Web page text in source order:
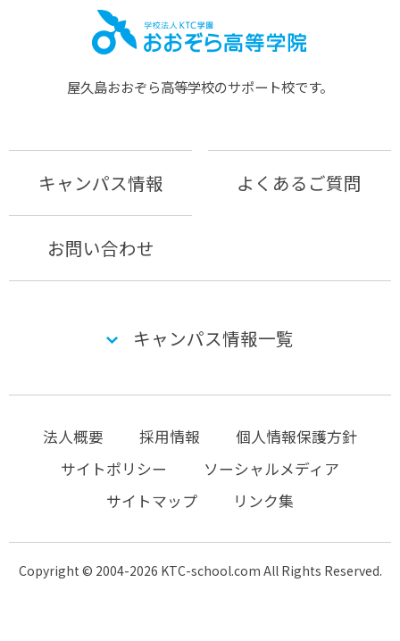
屋久島おおぞら⾼等学校のサポート校です。
キャンパス情報 よくあるご質問
お問い合わせ
キャンパス情報一覧
法人概要 採用情報
個人情報保護方針
サイトポリシー
ソーシャルメディア
サイトマップ
リンク集
Copyright © 2004-2026 KTC-school.com All Rights Reserved.